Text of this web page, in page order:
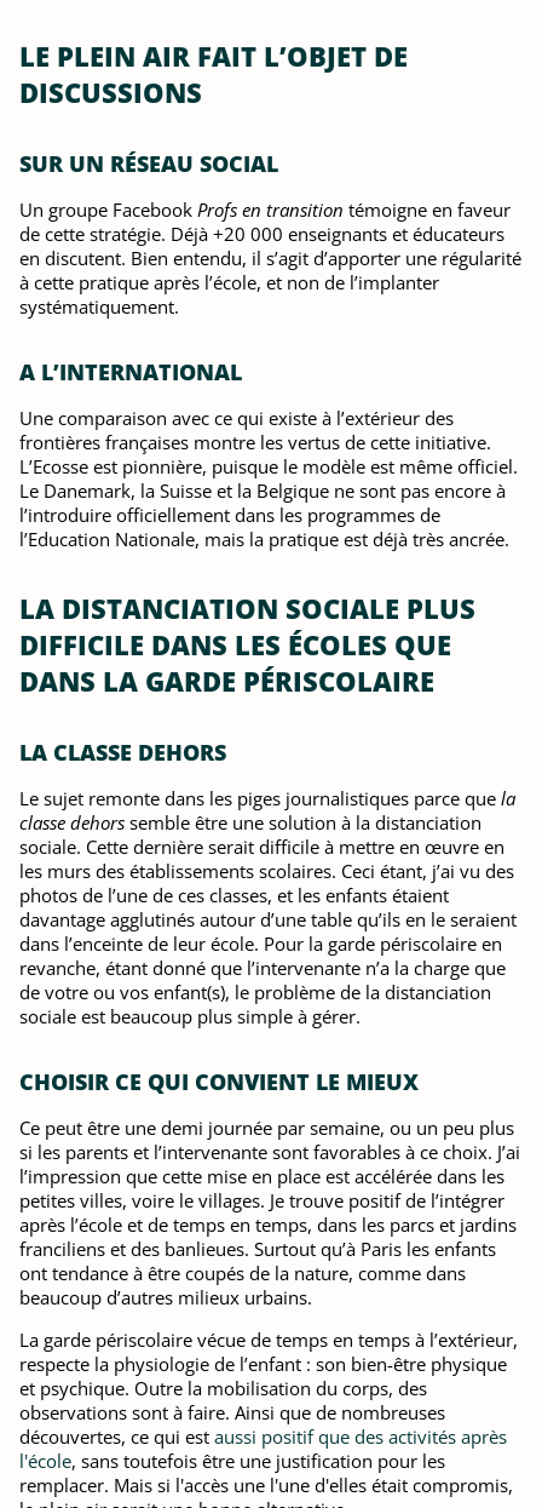
LE PLEIN AIR FAIT L’OBJET DE
DISCUSSIONS
SUR UN RÉSEAU SOCIAL
Un groupe Facebook Profs en transition témoigne en faveur
de cette stratégie. Déjà +20 000 enseignants et éducateurs
en discutent. Bien entendu, il s’agit d’apporter une régularité
à cette pratique après l’école, et non de l’implanter
systématiquement.
A L’INTERNATIONAL
Une comparaison avec ce qui existe à l’extérieur des
frontières françaises montre les vertus de cette initiative.
L’Ecosse est pionnière, puisque le modèle est même officiel.
Le Danemark, la Suisse et la Belgique ne sont pas encore à
l’introduire officiellement dans les programmes de
l’Education Nationale, mais la pratique est déjà très ancrée.
LA DISTANCIATION SOCIALE PLUS
DIFFICILE DANS LES ÉCOLES QUE
DANS LA GARDE PÉRISCOLAIRE
LA CLASSE DEHORS
Le sujet remonte dans les piges journalistiques parce que la
classe dehors semble être une solution à la distanciation
sociale. Cette dernière serait difficile à mettre en œuvre en
les murs des établissements scolaires. Ceci étant, j’ai vu des
photos de l’une de ces classes, et les enfants étaient
davantage agglutinés autour d’une table qu’ils en le seraient
dans l’enceinte de leur école. Pour la garde périscolaire en
revanche, étant donné que l’intervenante n’a la charge que
de votre ou vos enfant(s), le problème de la distanciation
sociale est beaucoup plus simple à gérer.
CHOISIR CE QUI CONVIENT LE MIEUX
Ce peut être une demi journée par semaine, ou un peu plus
si les parents et l’intervenante sont favorables à ce choix. J’ai
l’impression que cette mise en place est accélérée dans les
petites villes, voire le villages. Je trouve positif de l’intégrer
après l’école et de temps en temps, dans les parcs et jardins
franciliens et des banlieues. Surtout qu’à Paris les enfants
ont tendance à être coupés de la nature, comme dans
beaucoup d’autres milieux urbains.
La garde périscolaire vécue de temps en temps à l’extérieur,
respecte la physiologie de l’enfant : son bien-être physique
et psychique. Outre la mobilisation du corps, des
observations sont à faire. Ainsi que de nombreuses
découvertes, ce qui est aussi positif que des activités après
l'école, sans toutefois être une justification pour les
remplacer. Mais si l'accès une l'une d'elles était compromis,